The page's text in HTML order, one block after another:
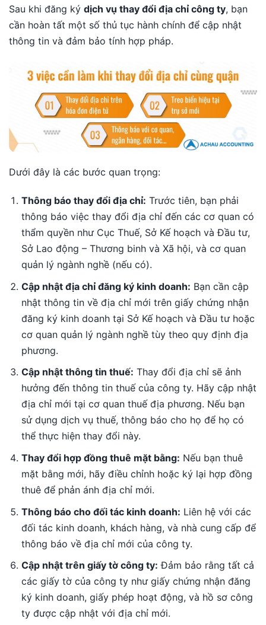
Sau khi đăng ký dịch vụ thay đổi địa chỉ công ty, bạn
cần hoàn tất một số thủ tục hành chính để cập nhật
thông tin và đảm bảo tính hợp pháp.
Dưới đây là các bước quan trọng:
Thông báo thay đổi địa chỉ: Trước tiên, bạn phải
thông báo việc thay đổi địa chỉ đến các cơ quan có
thẩm quyền như Cục Thuế, Sở Kế hoạch và Đầu tư,
Sở Lao động – Thương binh và Xã hội, và cơ quan
quản lý ngành nghề (nếu có).
Cập nhật địa chỉ đăng ký kinh doanh: Bạn cần cập
nhật thông tin về địa chỉ mới trên giấy chứng nhận
đăng ký kinh doanh tại Sở Kế hoạch và Đầu tư hoặc
cơ quan quản lý ngành nghề tùy theo quy định địa
phương.
Cập nhật thông tin thuế: Thay đổi địa chỉ sẽ ảnh
hưởng đến thông tin thuế của công ty. Hãy cập nhật
địa chỉ mới tại cơ quan thuế địa phương. Nếu bạn
sử dụng dịch vụ thuế, thông báo cho họ để họ có
thể thực hiện thay đổi này.
Thay đổi hợp đồng thuê mặt bằng: Nếu bạn thuê
mặt bằng mới, hãy điều chỉnh hoặc ký lại hợp đồng
thuê để phản ánh địa chỉ mới.
Thông báo cho đối tác kinh doanh: Liên hệ với các
đối tác kinh doanh, khách hàng, và nhà cung cấp để
thông báo về địa chỉ mới của công ty.
Cập nhật trên giấy tờ công ty: Đảm bảo rằng tất cả
các giấy tờ của công ty như giấy chứng nhận đăng
ký kinh doanh, giấy phép hoạt động, và hồ sơ công
ty được cập nhật với địa chỉ mới.